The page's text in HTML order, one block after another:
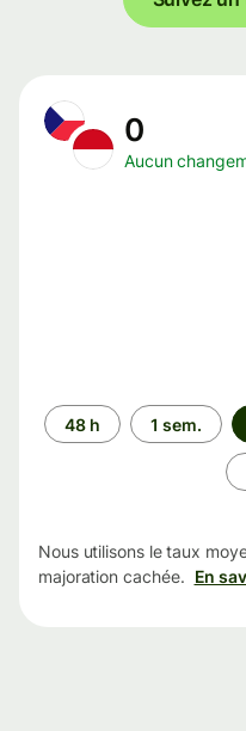
0
Aucun
Période
48 h 1 sem.
Nous utilisons le taux
majoration cachée. En